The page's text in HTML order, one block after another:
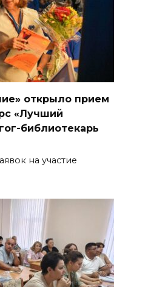
открыло прием
«Лучший
библиотекарь
на участие